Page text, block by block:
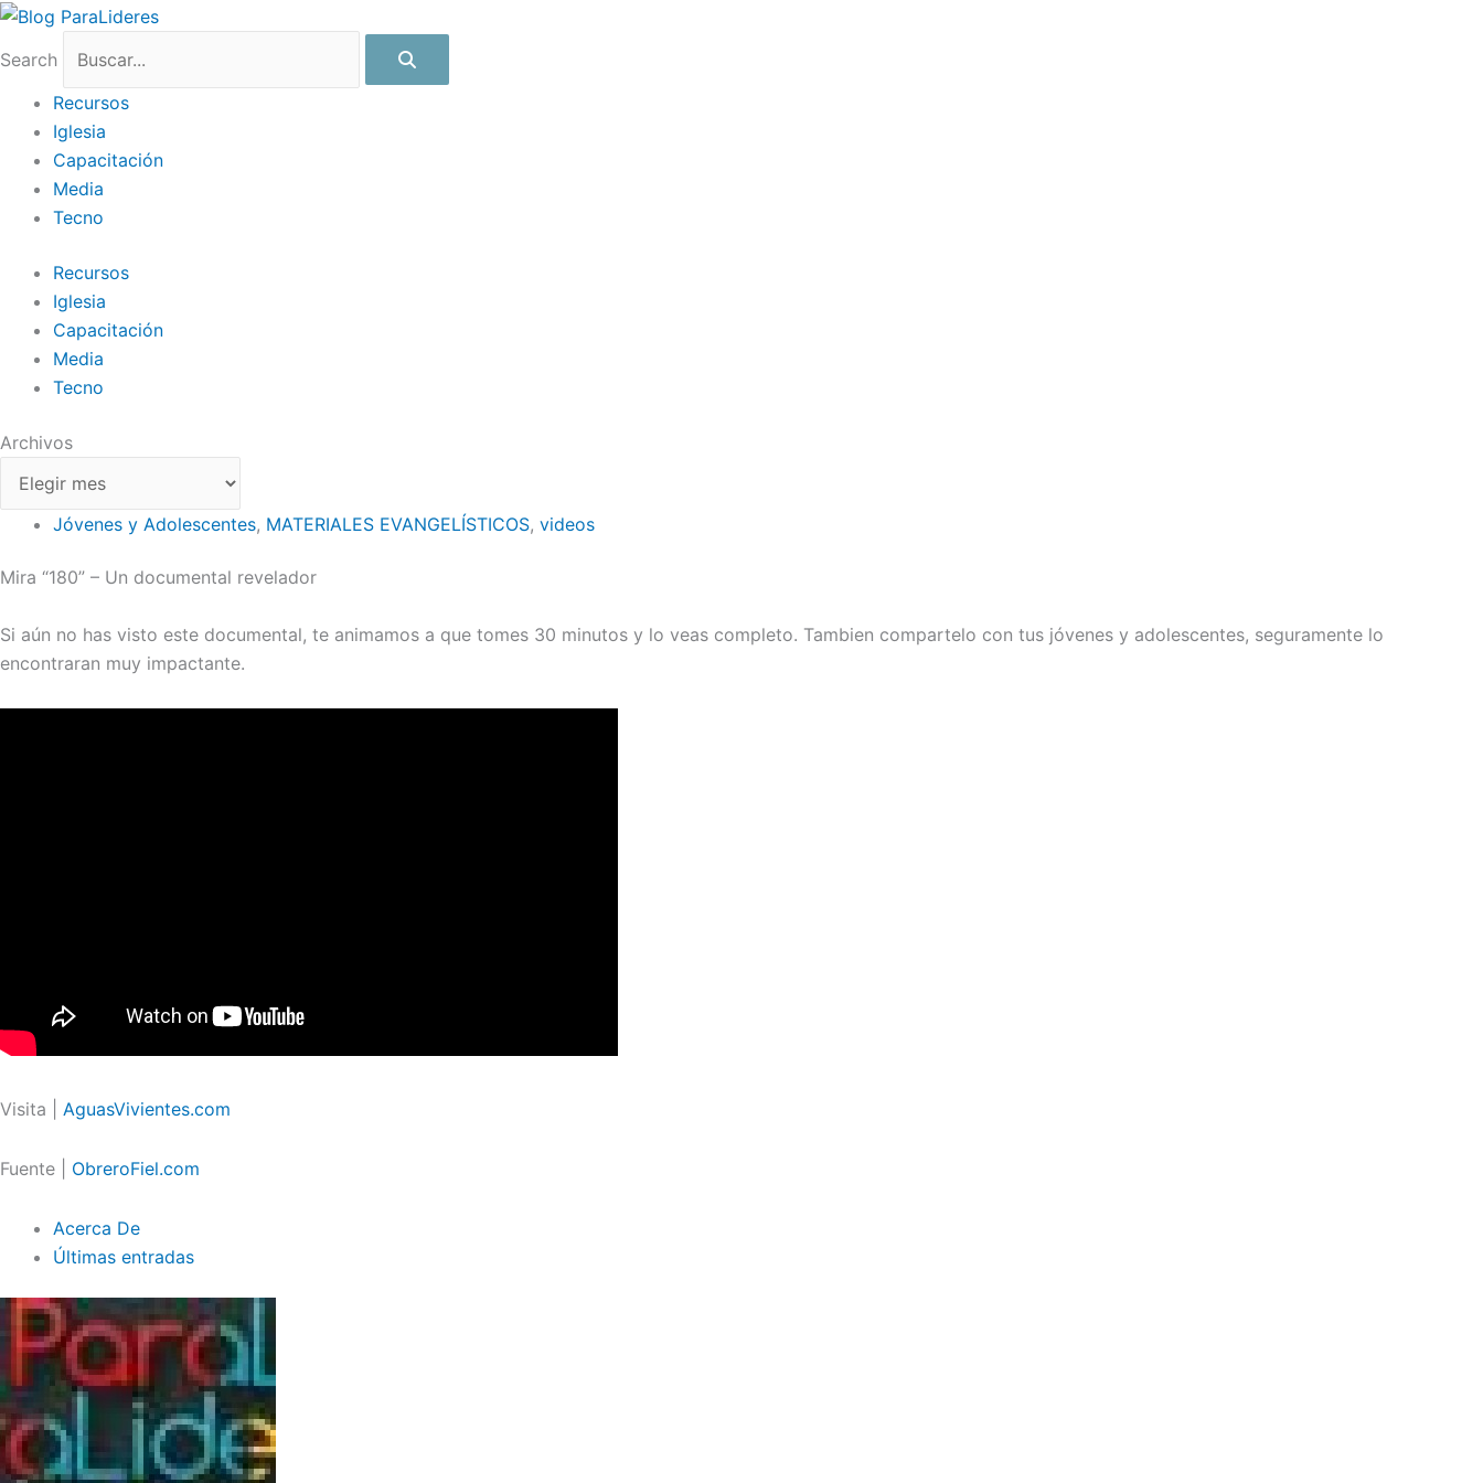
Ir
contenido
Search
Recursos
Iglesia
Capacitación
Media
Tecno
Recursos
Iglesia
Capacitación
Media
Tecno
Archivos
Archivos
Jóvenes y Adolescentes, MATERIALES EVANGELÍSTICOS, videos
Mira “180” – Un documental revelador
Si aún no has visto este documental, te animamos a que tomes 30 minutos y lo veas completo. Tambien compartelo con tus jóvenes y adolescentes, seguramente lo
encontraran muy impactante.
Visita | AguasVivientes.com
Fuente | ObreroFiel.com
Acerca De
Últimas entradas